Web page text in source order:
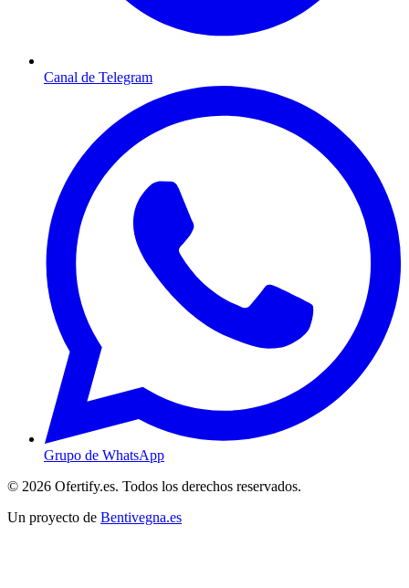
Canal de Telegram
Grupo de WhatsApp
© 2026 Ofertify.es. Todos los derechos reservados.
Un proyecto de Bentivegna.es